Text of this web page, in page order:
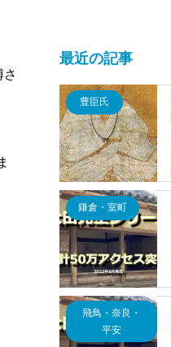
最近の記事
豊臣氏
鎌倉・室町
飛鳥・奈良・
平安